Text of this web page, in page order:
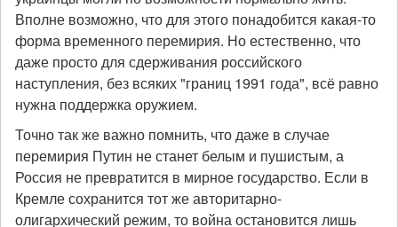
Вполне возможно, что для этого понадобится какая-то
форма временного перемирия. Но естественно, что
даже просто для сдерживания российского
наступления, без всяких "границ 1991 года", всё равно
нужна поддержка оружием.
Точно так же важно помнить, что даже в случае
перемирия Путин не станет белым и пушистым, а
Россия не превратится в мирное государство. Если в
Кремле сохранится тот же авторитарно-
олигархический режим, то война остановится лишь